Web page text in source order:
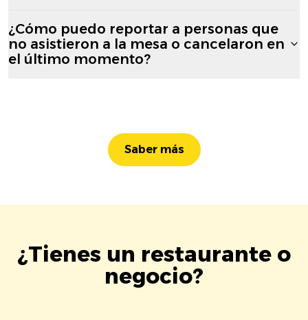
¿Cómo puedo reportar a personas que
no asistieron a la mesa o cancelaron en
el último momento?
Saber más
¿Tienes un restaurante o
negocio?